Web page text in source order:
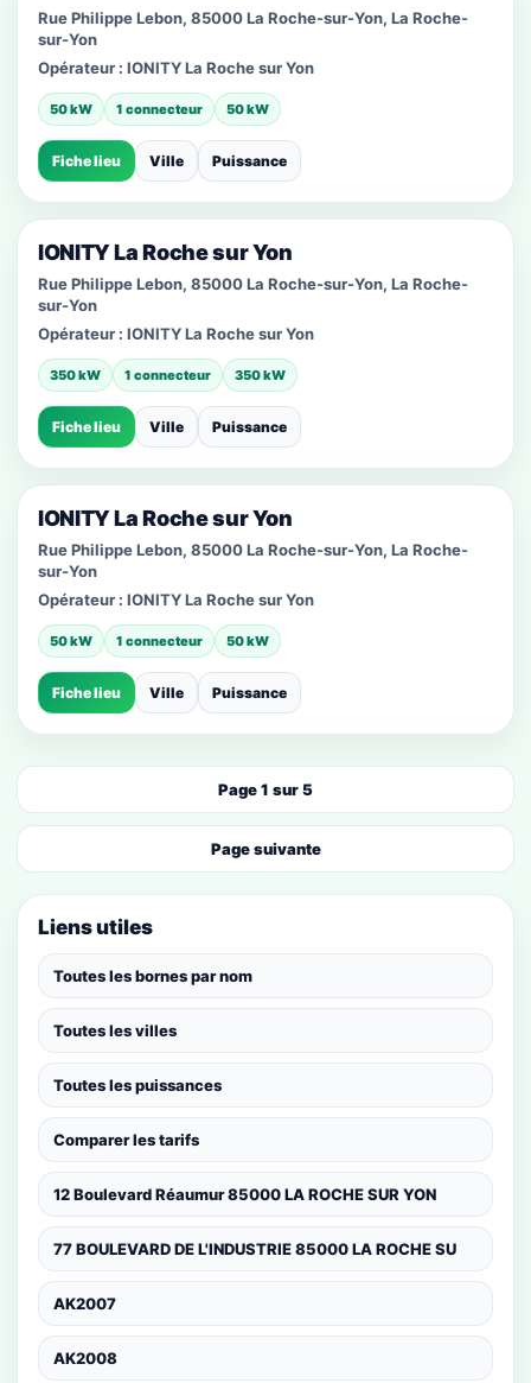
Rue Philippe Lebon, 85000 La Roche-sur-Yon, La Roche-
sur-Yon
Opérateur : IONITY La Roche sur Yon
50 kW 1 connecteur 50 kW
Fiche lieu Ville Puissance
IONITY La Roche sur Yon
Rue Philippe Lebon, 85000 La Roche-sur-Yon, La Roche-
sur-Yon
Opérateur : IONITY La Roche sur Yon
350 kW 1 connecteur 350 kW
Fiche lieu Ville Puissance
IONITY La Roche sur Yon
Rue Philippe Lebon, 85000 La Roche-sur-Yon, La Roche-
sur-Yon
Opérateur : IONITY La Roche sur Yon
50 kW 1 connecteur 50 kW
Fiche lieu Ville Puissance
Page 1 sur 5
Page suivante
Liens utiles
Toutes les bornes par nom
Toutes les villes
Toutes les puissances
Comparer les tarifs
12 Boulevard Réaumur 85000 LA ROCHE SUR YON
77 BOULEVARD DE L'INDUSTRIE 85000 LA ROCHE SU
AK2007
AK2008